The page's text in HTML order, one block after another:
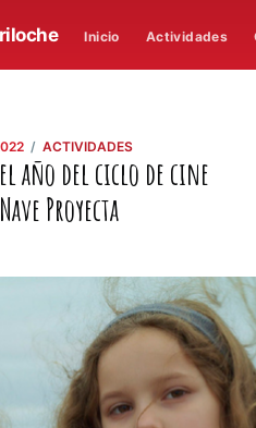
Inicio Actividades
/ ACTIVIDADES
año del ciclo de cine
Proyecta